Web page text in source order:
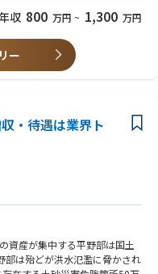
される事が増えています。下
路内での施工となるため、道
した地下埋設物道路橋基礎と
れています。そのことから、
を考え設計を行います。
ト計画、設備改築設計および耐
る設備の老朽化対策（設備改
計、災害時等においても下水
行い、持続可能な下水道処理
りますので、選考時にお渡し
収 800 万円 ~ 1,300 万円
ー
・待遇は業界ト
資産が集中する平野部は国土
部は殆どが洪水氾濫に脅かされ